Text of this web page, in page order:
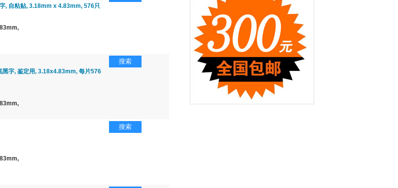
, 自粘贴, 3.18mm x 4.83mm, 576只
黑字, 鉴定用, 3.18x4.83mm, 每片576
搜索
搜索